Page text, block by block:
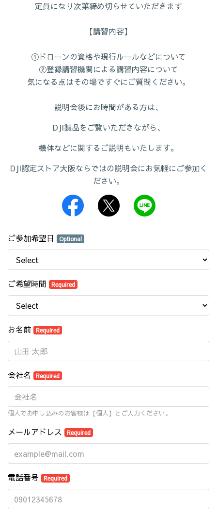
定員になり次第締め切らせていただきます
【講習内容】
①ドローンの資格や現行ルールなどについて
②登録講習機関による講習内容について
気になる点はその場ですぐにご質問ください。
説明会後にお時間がある方は、
DJI製品をご覧いただきながら、
機体などに関するご説明もいたします。
DJI認定ストア大阪ならではの説明会にお気軽にご参加く
ださい。
ご参加希望日 Optional
ご希望時間 Required
お名前 Required
会社名 Required
個人でお申し込みのお客様は【個人】とご入力ください。
メールアドレス Required
電話番号 Required